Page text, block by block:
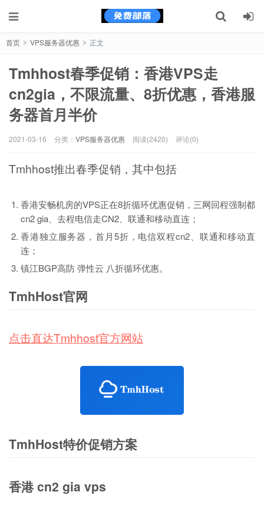
首页 > VPS服务器优惠 > 正文
Tmhhost春季促销：香港VPS走
cn2gia，不限流量、8折优惠，香港服
务器首月半价
2021-03-16 分类： VPS服务器优惠 阅读(2420) 评论(0)
Tmhhost推出春季促销，其中包括
香港安畅机房的VPS正在8折循环优惠促销，三网回程强制都
cn2 gia、去程电信走CN2、联通和移动直连；
香港独立服务器，首月5折，电信双程cn2、联通和移动直
连；
镇江BGP高防 弹性云 八折循环优惠。
TmhHost官网
点击直达Tmhhost官方网站
TmhHost特价促销方案
香港 cn2 gia vps